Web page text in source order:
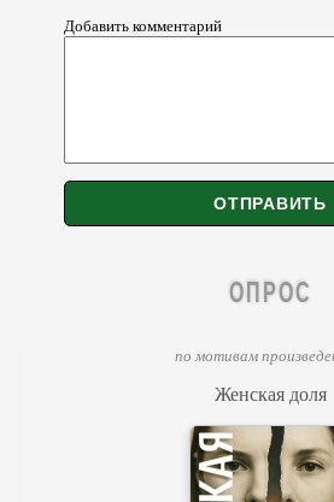
Добавить комментарий
ОПРОС
по мотивам
Женская доля